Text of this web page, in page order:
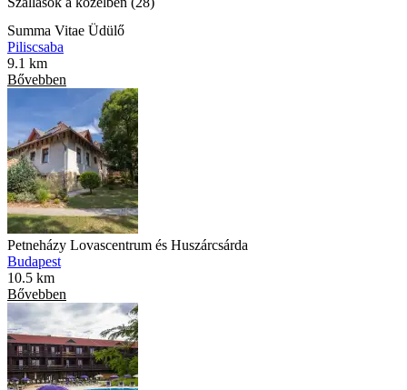
Summa Vitae Üdülő
Piliscsaba
9.1 km
Bővebben
Petneházy Lovascentrum és Huszárcsárda
Budapest
10.5 km
Bővebben